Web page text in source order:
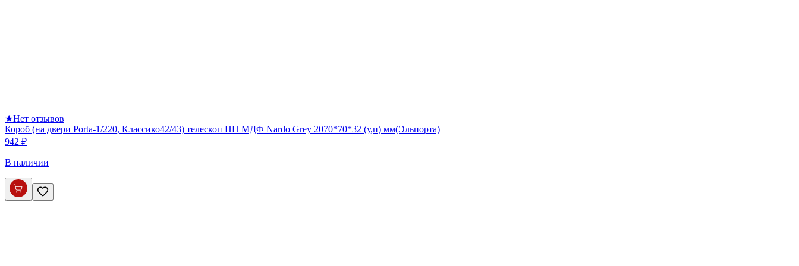
★Нет отзывов
Короб (на двери Porta-1/220, Классико42/43) телескоп ПП МДФ Nardo Grey 2070*70*32 (у,п) мм(Эльпорта)
942 ₽
В наличии